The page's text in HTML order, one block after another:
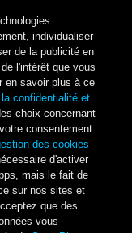
individualiser
de la publicité en
l'intérêt que vous
en savoir plus à ce
confidentialité et
choix concernant
consentement
des cookies
d'activer
mais le fait de
sur nos sites et
que des
vous